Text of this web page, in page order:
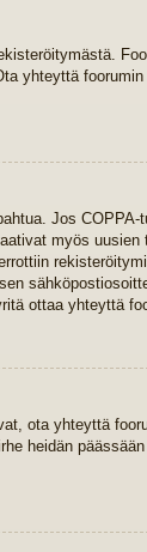
yhteyttä foorumin
Jos COPPA-
myös uusien
ottaa yhteyttä
ota yhteyttä
heidän